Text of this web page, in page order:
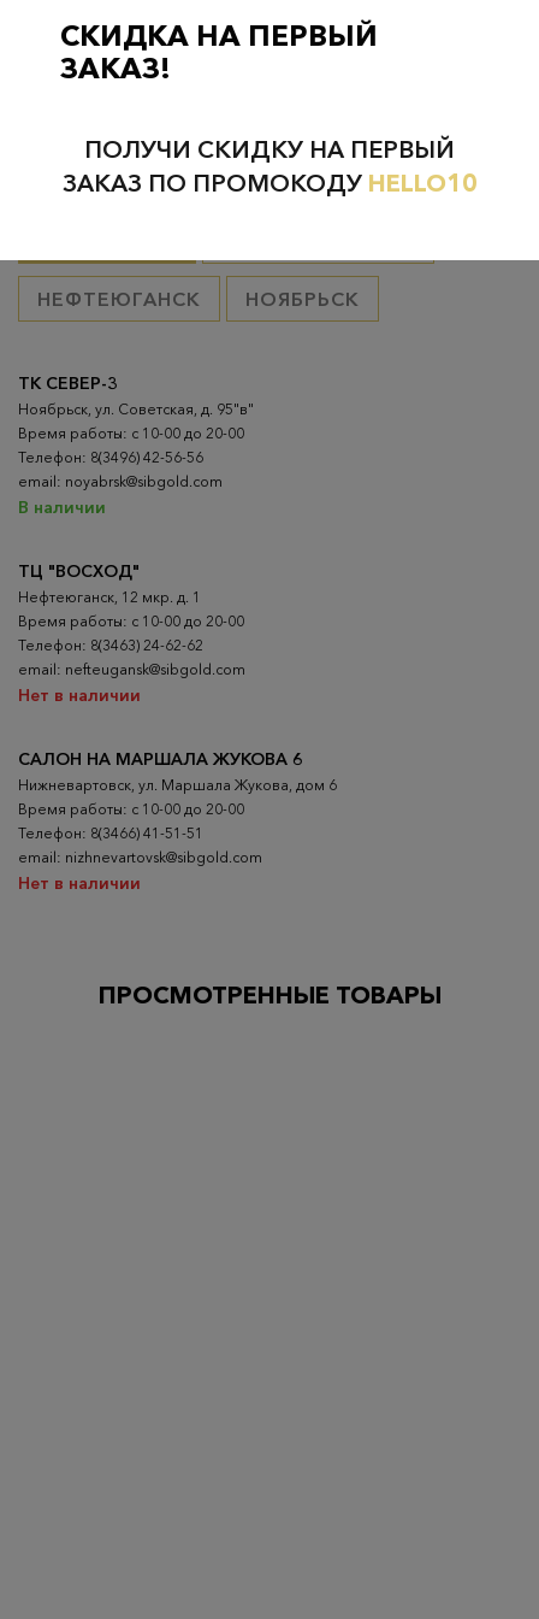
Проверьте наличие в магазинах
НЕФТЕЮГАНСК НОЯБРЬСК
ТК СЕВЕР-3
Ноябрьск, ул. Советская, д. 95"в"
Время работы: с 10-00 до 20-00
Телефон: 8(3496) 42-56-56
email: noyabrsk@sibgold.com
В наличии
ТЦ "ВОСХОД"
Нефтеюганск, 12 мкр. д. 1
Время работы: с 10-00 до 20-00
Телефон: 8(3463) 24-62-62
email: nefteugansk@sibgold.com
Нет в наличии
САЛОН НА МАРШАЛА ЖУКОВА 6
Нижневартовск, ул. Маршала Жукова, дом 6
Время работы: с 10-00 до 20-00
Телефон: 8(3466) 41-51-51
email: nizhnevartovsk@sibgold.com
Нет в наличии
ПРОСМОТРЕННЫЕ ТОВАРЫ
СКИДКА НА ПЕРВЫЙ
ЗАКАЗ!
ПОЛУЧИ СКИДКУ НА ПЕРВЫЙ
ЗАКАЗ ПО ПРОМОКОДУ HELLO10